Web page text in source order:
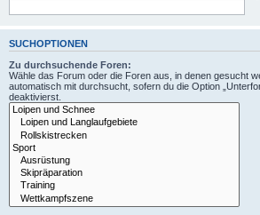
SUCHOPTIONEN
Zu durchsuchende Foren:
Wähle das Forum oder die Foren aus, in denen gesucht
automatisch mit durchsucht, sofern du die Option
deaktivierst.